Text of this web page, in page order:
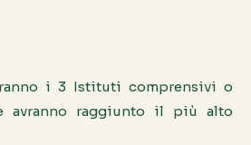
i 3 Istituti comprensivi o
avranno raggiunto il più alto